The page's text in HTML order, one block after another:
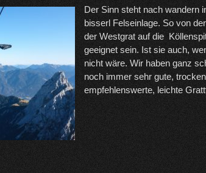
Der Sinn steht nach wandern
bisserl Felseinlage. So von
der Westgrat auf die
geeignet sein. Ist sie auch,
nicht wäre. Wir haben ganz
noch immer sehr gute,
empfehlenswerte, leichte